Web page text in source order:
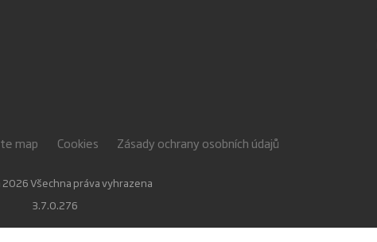
map Cookies Zásady ochrany osobních údajů
2026 Všechna práva vyhrazena
3.7.0.276